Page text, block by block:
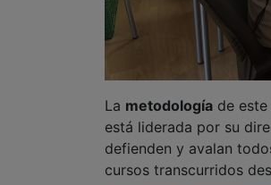
La metodología
de
está liderada por su
defienden y avalan
cursos transcurridos